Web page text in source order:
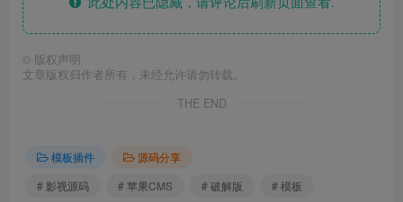
© 版权声明
文章版权归作者所有，未经允许请勿转载。
THE END
模板插件
源码分享
# 影视源码
# 苹果CMS # 破解版 # 模板